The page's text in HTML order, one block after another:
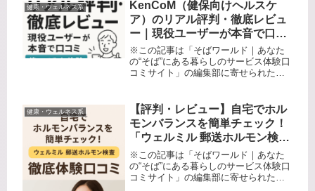
たいけれど、時間もお金もかかりそ...
健康・ウェルネス系
KenCoM（健保向けヘルスケ
ア）のリアル評判・徹底レビュ
ー｜現役ユーザーが本音で口コ
ミ＆使ってみた体験を大公開！
※この記事は「そばワールド｜あなた
の“そば”にある暮らしのサービス体験口
コミサイト」の編集部に寄せられた各
楽しく変えたい人へ──KenCoMユーザ
ーの本音レビュー」忙しい毎...
健康・ウェルネス系
【評判・レビュー】自宅でホル
モンバランスを簡単チェック！
「ウェルミル 郵送ホルモン検
査」を徹底体験口コミ
※この記事は「そばワールド｜あなた
の“そば”にある暮らしのサービス体験口
コミサイト」の編集部に寄せられた各